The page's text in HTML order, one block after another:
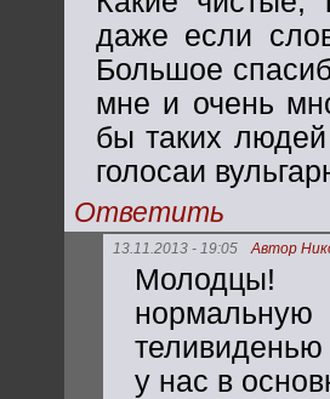
даже если
Большое
мне и очень
бы таких
голосаи
Ответить
13.11.2013 - 19:05 Автор
Молодцы!
у нас в